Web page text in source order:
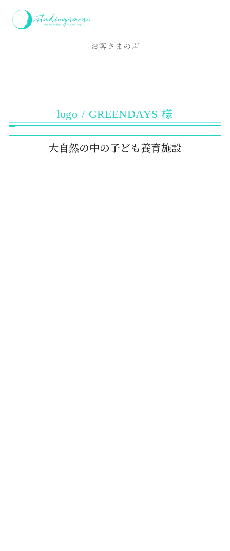
ホーム お客様の声
Voice
お客さまの声
logo / GREENDAYS 様
大自然の中の子ども養育施設